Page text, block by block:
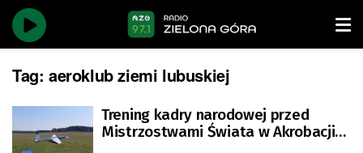
Tag: aeroklub ziemi lubuskiej
Trening kadry narodowej przed
Mistrzostwami Świata w Akrobacji